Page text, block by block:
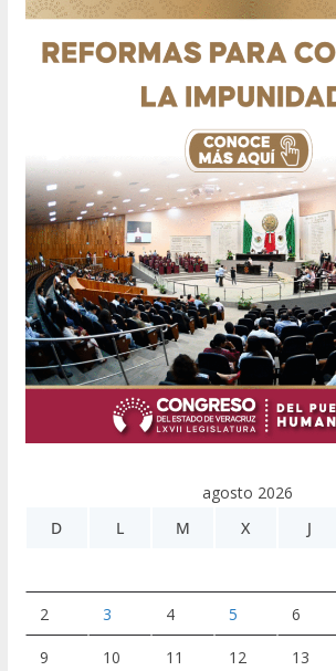
agosto 2026
D
L M X J
2 3 4 5 6
9 10 11 12 13